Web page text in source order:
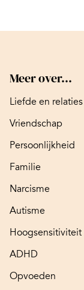
Meer over...
Liefde en relaties
Vriendschap
Persoonlijkheid
Familie
Narcisme
Autisme
Hoogsensitiviteit
ADHD
Opvoeden